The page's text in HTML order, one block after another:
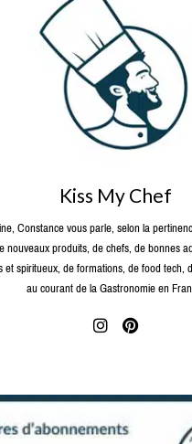
Kiss My Chef
Constance vous parle, selon la
nouveaux produits, de chefs, de bonnes
et spiritueux, de formations, de food
au courant de la Gastronomie en